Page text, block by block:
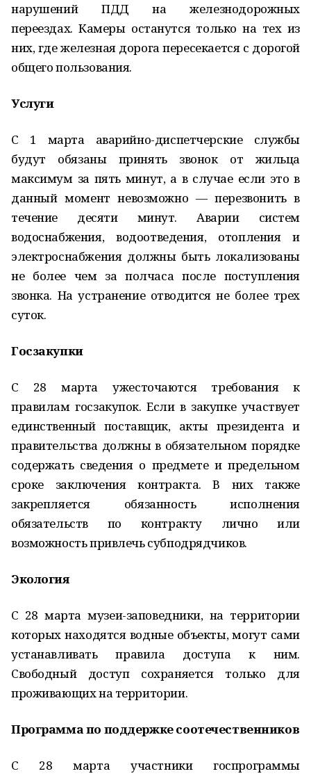
нарушений ПДД на железнодорожных
переездах. Камеры останутся только на тех из
них, где железная дорога пересекается с дорогой
общего пользования.
Услуги
С 1 марта аварийно-диспетчерские службы
будут обязаны принять звонок от жильца
максимум за пять минут, а в случае если это в
данный момент невозможно — перезвонить в
течение десяти минут. Аварии систем
водоснабжения, водоотведения, отопления и
электроснабжения должны быть локализованы
не более чем за полчаса после поступления
звонка. На устранение отводится не более трех
суток.
Госзакупки
С 28 марта ужесточаются требования к
правилам госзакупок. Если в закупке участвует
единственный поставщик, акты президента и
правительства должны в обязательном порядке
содержать сведения о предмете и предельном
сроке заключения контракта. В них также
закрепляется обязанность исполнения
обязательств по контракту лично или
возможность привлечь субподрядчиков.
Экология
С 28 марта музеи-заповедники, на территории
которых находятся водные объекты, могут сами
устанавливать правила доступа к ним.
Свободный доступ сохраняется только для
проживающих на территории.
Программа по поддержке соотечественников
С 28 марта участники госпрограммы